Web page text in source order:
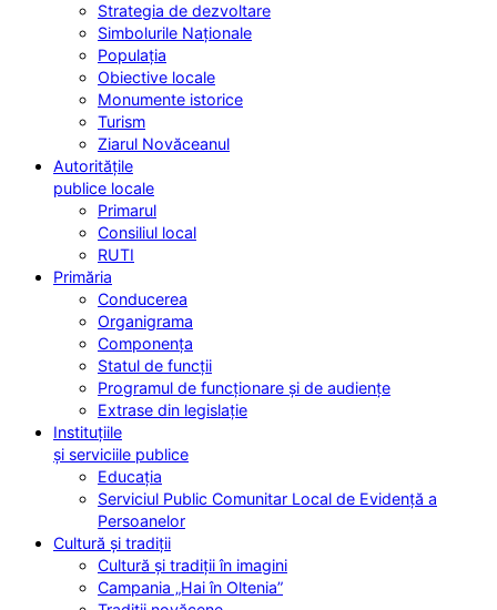
Strategia de dezvoltare
Simbolurile Naționale
Populația
Obiective locale
Monumente istorice
Turism
Ziarul Novăceanul
Autoritățile
publice locale
Primarul
Consiliul local
RUTI
Primăria
Conducerea
Organigrama
Componența
Statul de funcții
Programul de funcționare și de audiențe
Extrase din legislație
Instituțiile
și serviciile publice
Educația
Serviciul Public Comunitar Local de Evidență a
Persoanelor
Cultură și tradiții
Cultură și tradiții în imagini
Campania „Hai în Oltenia”